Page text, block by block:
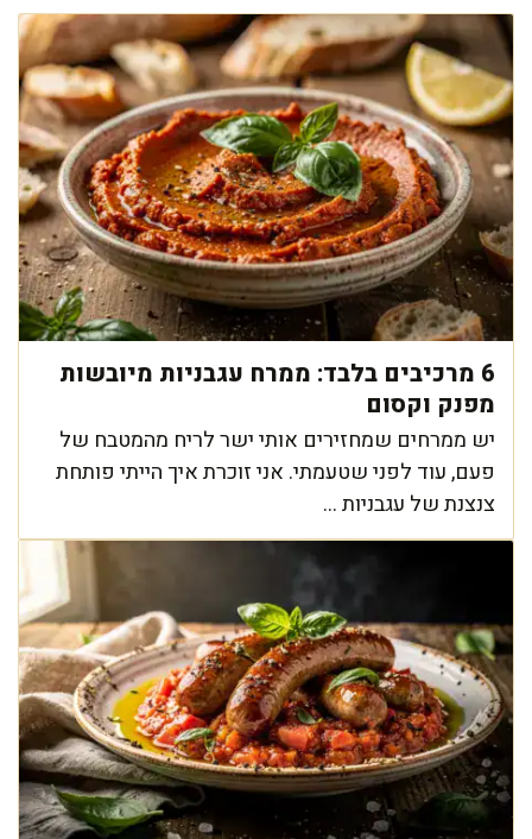
6 מרכיבים בלבד: ממרח עגבניות מיובשות
מפנק וקסום
יש ממרחים שמחזירים אותי ישר לריח מהמטבח של
פעם, עוד לפני שטעמתי. אני זוכרת איך הייתי פותחת
צנצנת של עגבניות ...